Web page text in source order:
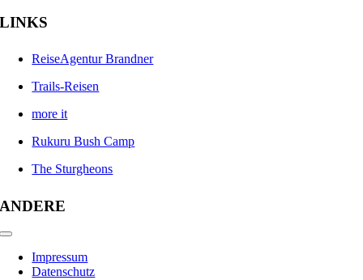
LINKS
ReiseAgentur Brandner
Trails-Reisen
more it
Rukuru Bush Camp
The Sturgheons
ANDERE
Toggle
NavigationImpressum
Datenschutz